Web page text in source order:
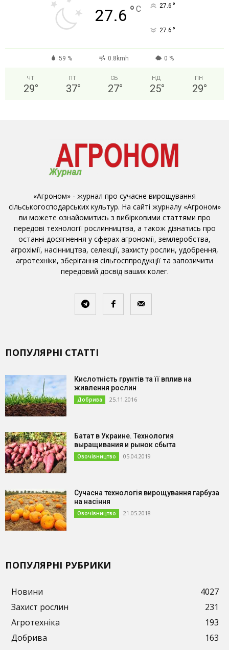
27.6 ° C 27.6 °
27.6 °
59 % 0.8kmh 0 %
ЧТ
29°
ПТ
37°
СБ
27°
НД
25°
ПН
29°
«Агроном» - журнал про сучасне вирощування
сільськогосподарських культур. На сайті журналу «Агроном»
ви можете ознайомитись з вибірковими статтями про
передові технології рослинництва, а також дізнатись про
останні досягнення у сферах агрономії, землеробства,
агрохімії, насінництва, селекції, захисту рослин, удобрення,
агротехніки, зберігання сільгосппродукції та запозичити
передовий досвід ваших колег.
ПОПУЛЯРНІ СТАТТІ
Кислотність грунтів та її вплив на
живлення рослин
Добрива 25.11.2016
Батат в Украине. Технология
выращивания и рынок сбыта
Овочівництво 05.04.2019
Сучасна технологія вирощування гарбуза
на насіння
Овочівництво 21.05.2018
ПОПУЛЯРНІ РУБРИКИ
Новини
4027
Захист рослин
231
Агротехніка
193
Добрива
163